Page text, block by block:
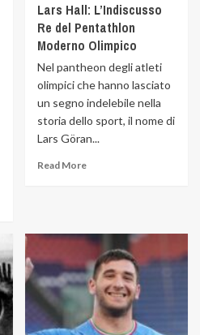
Lars Hall: L’Indiscusso
Re del Pentathlon
Moderno Olimpico
Nel pantheon degli atleti
olimpici che hanno lasciato
un segno indelebile nella
storia dello sport, il nome di
Lars Göran...
Read More